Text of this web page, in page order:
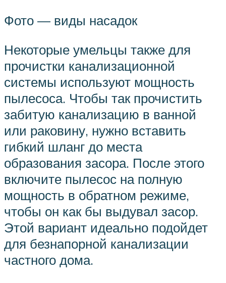
Фото — виды насадок
Некоторые умельцы также для
прочистки канализационной
системы используют мощность
пылесоса. Чтобы так прочистить
забитую канализацию в ванной
или раковину, нужно вставить
гибкий шланг до места
образования засора. После этого
включите пылесос на полную
мощность в обратном режиме,
чтобы он как бы выдувал засор.
Этой вариант идеально подойдет
для безнапорной канализации
частного дома.